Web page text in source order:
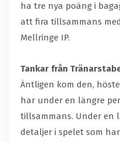
ha tre nya poäng i
att fira tillsammans
Mellringe IP.
Tankar från
Äntligen kom den,
har under en längre
tillsammans. Under en
detaljer i spelet som